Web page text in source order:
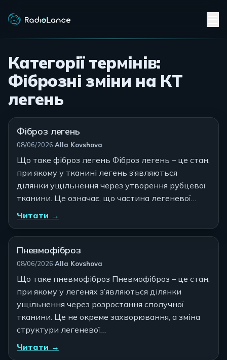
Категорії термінів:
Фіброзні зміни на КТ
легень
Фіброз легень
08/06/2026·Автор:
Alla Kovshova
Що таке фіброз легень Фіброз легень – це стан,
при якому у тканині легень з’являються
ділянки ущільнення через утворення рубцевої
тканини. Це означає, що частина легеневої…
Читати →
Пневмофіброз
08/06/2026·Автор:
Alla Kovshova
Що таке пневмофіброз Пневмофіброз – це стан,
при якому у легенях з’являються ділянки
ущільнення через розростання сполучної
тканини. Це не окреме захворювання, а зміна
структури легеневої…
Читати →